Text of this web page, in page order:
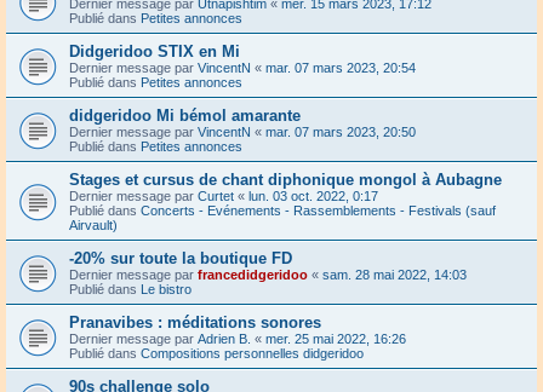
Dernier message par Utnapishtim « mer. 15 mars 2023, 17:12
Publié dans Petites annonces
Didgeridoo STIX en Mi
Dernier message par VincentN « mar. 07 mars 2023, 20:54
Publié dans Petites annonces
didgeridoo Mi bémol amarante
Dernier message par VincentN « mar. 07 mars 2023, 20:50
Publié dans Petites annonces
Stages et cursus de chant diphonique mongol à Aubagne
Dernier message par Curtet « lun. 03 oct. 2022, 0:17
Publié dans Concerts - Evénements - Rassemblements - Festivals (sauf
Airvault)
-20% sur toute la boutique FD
Dernier message par francedidgeridoo « sam. 28 mai 2022, 14:03
Publié dans Le bistro
Pranavibes : méditations sonores
Dernier message par Adrien B. « mer. 25 mai 2022, 16:26
Publié dans Compositions personnelles didgeridoo
90s challenge solo